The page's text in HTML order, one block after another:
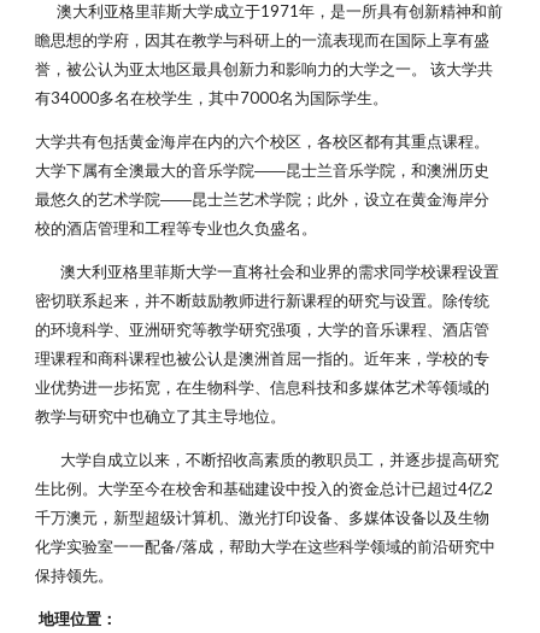
澳大利亚格里菲斯大学成立于1971年，是一所具有创新精神和前
瞻思想的学府，因其在教学与科研上的一流表现而在国际上享有盛
誉，被公认为亚太地区最具创新力和影响力的大学之一。 该大学共
有34000多名在校学生，其中7000名为国际学生。
大学共有包括黄金海岸在内的六个校区，各校区都有其重点课程。
大学下属有全澳最大的音乐学院――昆士兰音乐学院，和澳洲历史
最悠久的艺术学院――昆士兰艺术学院；此外，设立在黄金海岸分
校的酒店管理和工程等专业也久负盛名。
澳大利亚格里菲斯大学一直将社会和业界的需求同学校课程设置
密切联系起来，并不断鼓励教师进行新课程的研究与设置。除传统
的环境科学、亚洲研究等教学研究强项，大学的音乐课程、酒店管
理课程和商科课程也被公认是澳洲首屈一指的。近年来，学校的专
业优势进一步拓宽，在生物科学、信息科技和多媒体艺术等领域的
教学与研究中也确立了其主导地位。
大学自成立以来，不断招收高素质的教职员工，并逐步提高研究
生比例。大学至今在校舍和基础建设中投入的资金总计已超过4亿2
千万澳元，新型超级计算机、激光打印设备、多媒体设备以及生物
化学实验室一一配备/落成，帮助大学在这些科学领域的前沿研究中
保持领先。
地理位置：